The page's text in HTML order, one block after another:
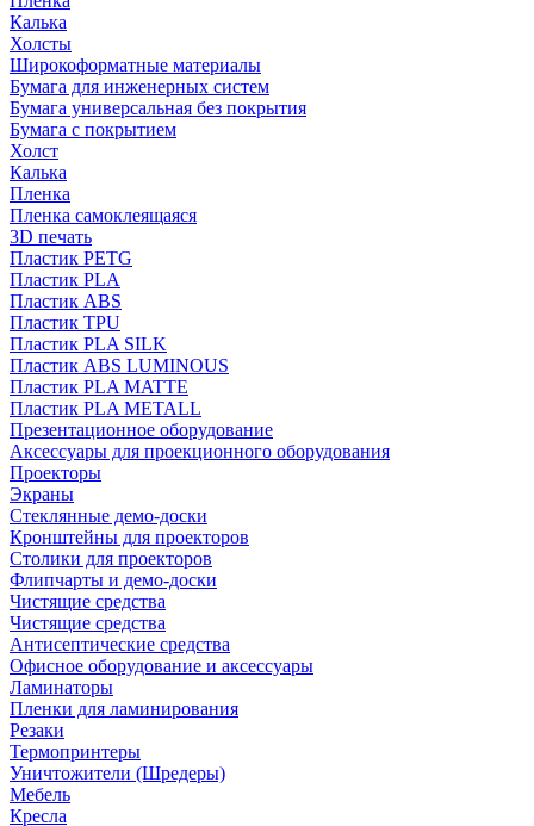
Калька
Холсты
Широкоформатные материалы
Бумага для инженерных систем
Бумага универсальная без покрытия
Бумага с покрытием
Холст
Калька
Пленка
Пленка самоклеящаяся
3D печать
Пластик PETG
Пластик PLA
Пластик ABS
Пластик TPU
Пластик PLA SILK
Пластик ABS LUMINOUS
Пластик PLA MATTE
Пластик PLA METALL
Презентационное оборудование
Аксессуары для проекционного оборудования
Проекторы
Экраны
Стеклянные демо-доски
Кронштейны для проекторов
Столики для проекторов
Флипчарты и демо-доски
Чистящие средства
Чистящие средства
Антисептические средства
Офисное оборудование и аксессуары
Ламинаторы
Пленки для ламинирования
Резаки
Термопринтеры
Уничтожители (Шредеры)
Мебель
Кресла